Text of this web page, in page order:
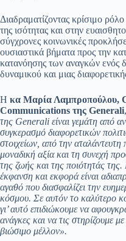
Διαδραματίζοντας κρίσιμο
της ισότητας και στην
σύγχρονες κοινωνικές
ουσιαστικά βήματα προς την
κατανόησης των αναγκών ενός
δυναμικού και μιας
Η κα Μαρία Λαμπροπούλου,
Communications της Generali
της Generali είναι γεμάτη από
συγκερασμό διαφορετικών
στοιχείων, από την
μοναδική αξία και τη συνεχή
της ζωής και της ποιότητάς
έκφανση και εκφορά είναι
αγαθό που διασφαλίζει την
κόσμου. Σε αυτόν το καλύτερο
γι’ αυτό επιδιώκουμε να
ανάγκες και να τις στηρίζουμε
βιώσιμο μέλλον».